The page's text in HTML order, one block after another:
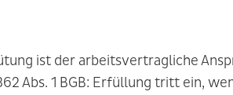
ist der arbeitsvertragliche
Abs. 1 BGB: Erfüllung tritt ein,